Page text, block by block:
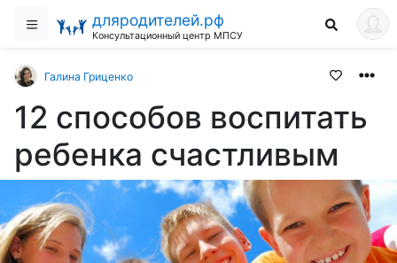
дляродителей.рф
Консультационный центр МПСУ
Галина Гриценко
12 способов воспитать
ребенка счастливым